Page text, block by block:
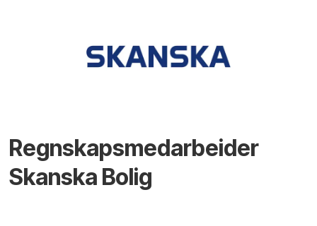
Regnskapsmedarbeider
Skanska Bolig